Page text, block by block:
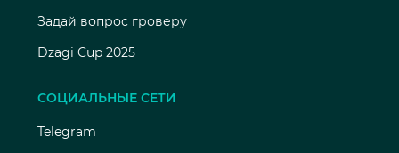
Задай вопрос гроверу
Dzagi Cup 2025
СОЦИАЛЬНЫЕ СЕТИ
Telegram